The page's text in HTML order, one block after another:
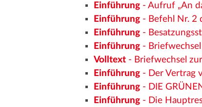
Einführung - Aufruf „An
Einführung - Befehl Nr. 2
Einführung -
Einführung -
Volltext - Briefwechsel
Einführung - Der Vertrag
Einführung - DIE
Einführung - Die